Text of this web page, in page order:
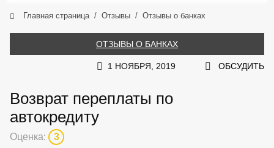
Главная страница Отзывы Отзывы о банках
ОТЗЫВЫ О БАНКАХ
1 НОЯБРЯ, 2019 ОБСУДИТЬ
Возврат переплаты по
автокредиту
Оценка: 3